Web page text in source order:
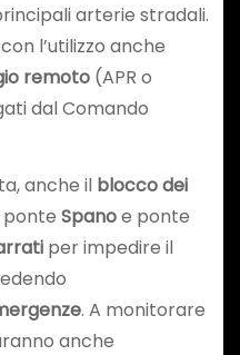
arterie stradali.
l’utilizzo anche
remoto(APR o
dal Comando
anche il blocco dei
ponte Spanoe ponte
per impedire il
. A monitorare
anche